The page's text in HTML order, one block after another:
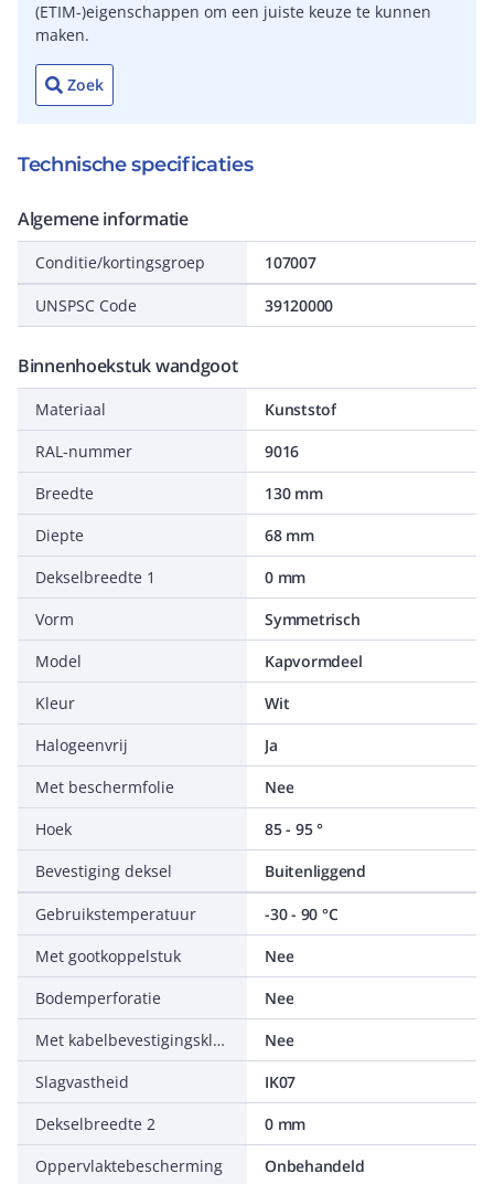
(ETIM-)eigenschappen om een juiste keuze te kunnen
maken.
Zoek
Technische specificaties
Algemene informatie
Conditie/kortingsgroep 107007
UNSPSC Code 39120000
Binnenhoekstuk wandgoot
Materiaal
Kunststof
RAL-nummer
9016
Breedte
130 mm
Diepte
68 mm
Dekselbreedte 1
0 mm
Vorm
Symmetrisch
Model
Kapvormdeel
Kleur
Wit
Halogeenvrij
Ja
Met beschermfolie
Nee
Hoek
85 - 95 °
Bevestiging deksel
Buitenliggend
Gebruikstemperatuur
-30 - 90 °C
Met gootkoppelstuk
Nee
Bodemperforatie
Nee
Met kabelbevestigingsklem
Nee
Slagvastheid
IK07
Dekselbreedte 2
0 mm
Oppervlaktebescherming
Onbehandeld